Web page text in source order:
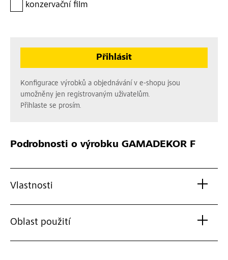
konzervační film
Přihlásit
Konfigurace výrobků a objednávání v e-shopu jsou
umožněny jen registrovaným uživatelům.
Přihlaste se prosím.
Podrobnosti o výrobku GAMADEKOR F
Vlastnosti
Oblast použití